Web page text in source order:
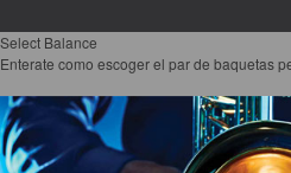
Select Balance
Enterate como escoger el par de baquetas